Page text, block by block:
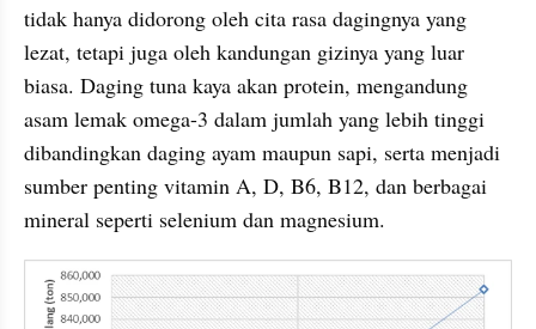
tidak hanya didorong oleh cita rasa dagingnya yang
lezat, tetapi juga oleh kandungan gizinya yang luar
biasa. Daging tuna kaya akan protein, mengandung
asam lemak omega-3 dalam jumlah yang lebih tinggi
dibandingkan daging ayam maupun sapi, serta menjadi
sumber penting vitamin A, D, B6, B12, dan berbagai
mineral seperti selenium dan magnesium.